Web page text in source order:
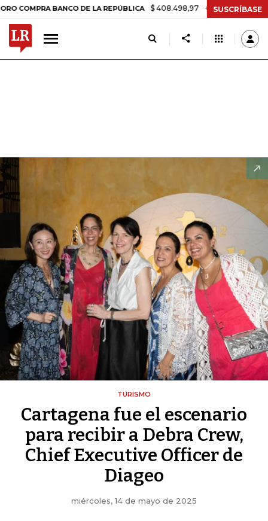
BANCO DE LA REPÚBLICA $ 408.498,97 +$ 8.753,81 +2,19%
SUSCRÍBASE
TURISMO
Cartagena fue el escenario
para recibir a Debra Crew,
Chief Executive Officer de
Diageo
miércoles, 14 de mayo de 2025